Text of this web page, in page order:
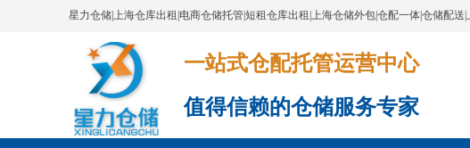
星力仓储|上海仓库出租|电商仓储托管|短租仓库出租|上海仓储外包|仓配一体|仓储配送
一站式仓配托管运营中心​​​​​​​​​​​​​​​​​
值得信赖的仓储服务专家